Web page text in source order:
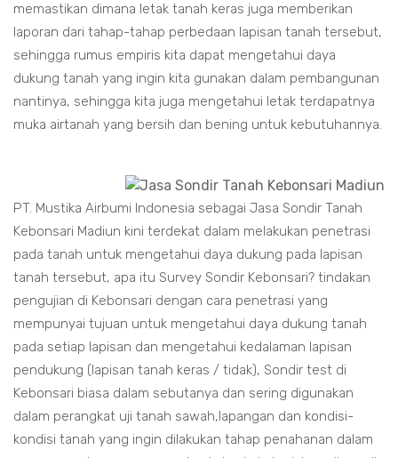
memastikan dimana letak tanah keras juga memberikan
laporan dari tahap-tahap perbedaan lapisan tanah tersebut,
sehingga rumus empiris kita dapat mengetahui daya
dukung tanah yang ingin kita gunakan dalam pembangunan
nantinya, sehingga kita juga mengetahui letak terdapatnya
muka airtanah yang bersih dan bening untuk kebutuhannya.
PT. Mustika Airbumi Indonesia sebagai Jasa Sondir Tanah
Kebonsari Madiun kini terdekat dalam melakukan penetrasi
pada tanah untuk mengetahui daya dukung pada lapisan
tanah tersebut, apa itu Survey Sondir Kebonsari? tindakan
pengujian di Kebonsari dengan cara penetrasi yang
mempunyai tujuan untuk mengetahui daya dukung tanah
pada setiap lapisan dan mengetahui kedalaman lapisan
pendukung (lapisan tanah keras / tidak), Sondir test di
Kebonsari biasa dalam sebutanya dan sering digunakan
dalam perangkat uji tanah sawah,lapangan dan kondisi-
kondisi tanah yang ingin dilakukan tahap penahanan dalam